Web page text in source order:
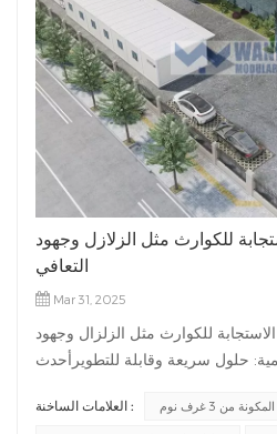
للكوارث مثل الزلازل وجهود
التعافي
Mar 31, 2025
للكوارث مثل الزلزال وجهود
العالمية: حلول سريعة وقابلة للتطويرأحدث
على التكيف مع مناطق الأزمات.
العلامات الساخنة : من 3 غرف نوم